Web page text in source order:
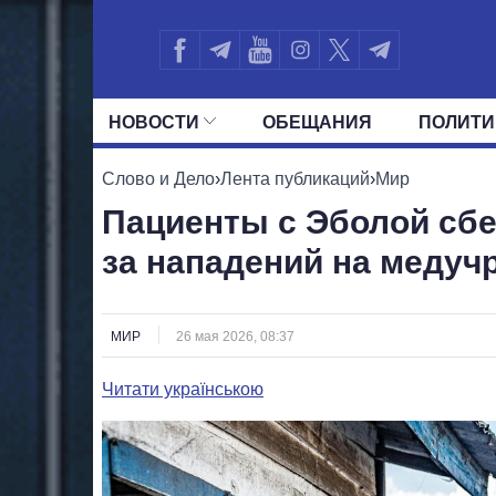
НОВОСТИ ОБЕЩАНИЯ
ВСЕ ПОЛИТИКИ ПРЕЗИДЕНТ И
Слово и Дело›Лента публикаций›Мир
Пациенты с Эболой
за нападений на
МИР 26 мая 2026, 08:37
Читати українською